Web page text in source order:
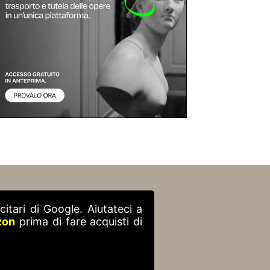
di Google. Aiutateci a
prima di fare acquisti di